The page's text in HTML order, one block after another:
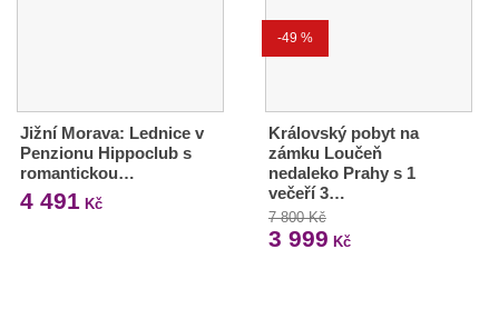
Jižní Morava: Lednice v
Penzionu Hippoclub s
romantickou…
4 491 Kč
-49 %
Královský pobyt na
zámku Loučeň
nedaleko Prahy s 1
večeří 3…
7 800 Kč
3 999 Kč